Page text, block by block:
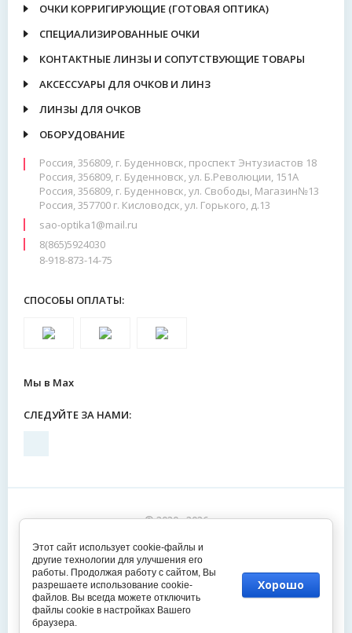
ОЧКИ КОРРИГИРУЮЩИЕ (ГОТОВАЯ ОПТИКА)
СПЕЦИАЛИЗИРОВАННЫЕ ОЧКИ
КОНТАКТНЫЕ ЛИНЗЫ И СОПУТСТВУЮЩИЕ ТОВАРЫ
АКСЕССУАРЫ ДЛЯ ОЧКОВ И ЛИНЗ
ЛИНЗЫ ДЛЯ ОЧКОВ
ОБОРУДОВАНИЕ
Россия, 356809, г. Буденновск, проспект Энтузиастов 18
Россия, 356809, г. Буденновск, ул. Б.Революции, 151А
Россия, 356809, г. Буденновск, ул. Свободы, Магазин№13
Россия, 357700 г. Кисловодск, ул. Горького, д.13
sao-optika1@mail.ru
8(865)5924030
8-918-873-14-75
СПОСОБЫ ОПЛАТЫ:
Мы в Max
СЛЕДУЙТЕ ЗА НАМИ:
© 2020 - 2026
Этот сайт использует cookie-файлы и
другие технологии для улучшения его
работы. Продолжая работу с сайтом, Вы
разрешаете использование cookie-
файлов. Вы всегда можете отключить
файлы cookie в настройках Вашего
браузера.
Хорошо